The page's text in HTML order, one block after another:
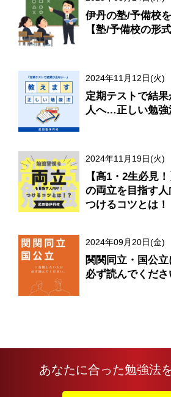
伊丹の塾/予備校
【塾/予備校の形
2024年11月12日(火)
定期テストで結
人へ…正しい勉強
2024年11月19日(火)
【高1・2生必見
の両立を目指す
つけるコツとは！
2024年09月20日(金)
関関同立・国公
必ず読んでくだ
あなたに合った勉強法